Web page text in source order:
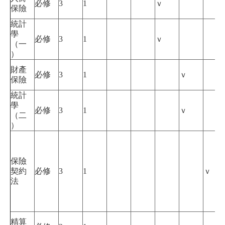
保險
必修 3 1 ｖ
統計
學
（一
）
必修 3 1 ｖ
財產
保險
必修 3 1 ｖ
統計
學
（二
）
必修 3 1 ｖ
保險
契約
法
必修 3 1 ｖ
精算